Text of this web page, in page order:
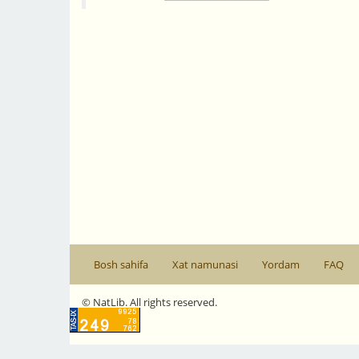
Bosh sahifa Xat namunasi Yordam FAQ
© NatLib. All rights reserved.